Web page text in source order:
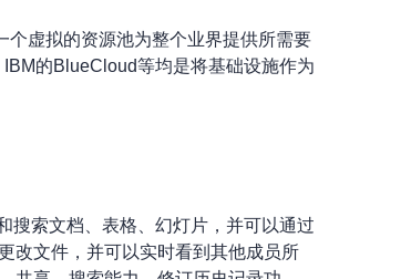
个虚拟的资源池为整个业界提供所需要
的BlueCloud等均是将基础设施作为
搜索文档、表格、幻灯片，并可以通过
改文件，并可以实时看到其他成员所